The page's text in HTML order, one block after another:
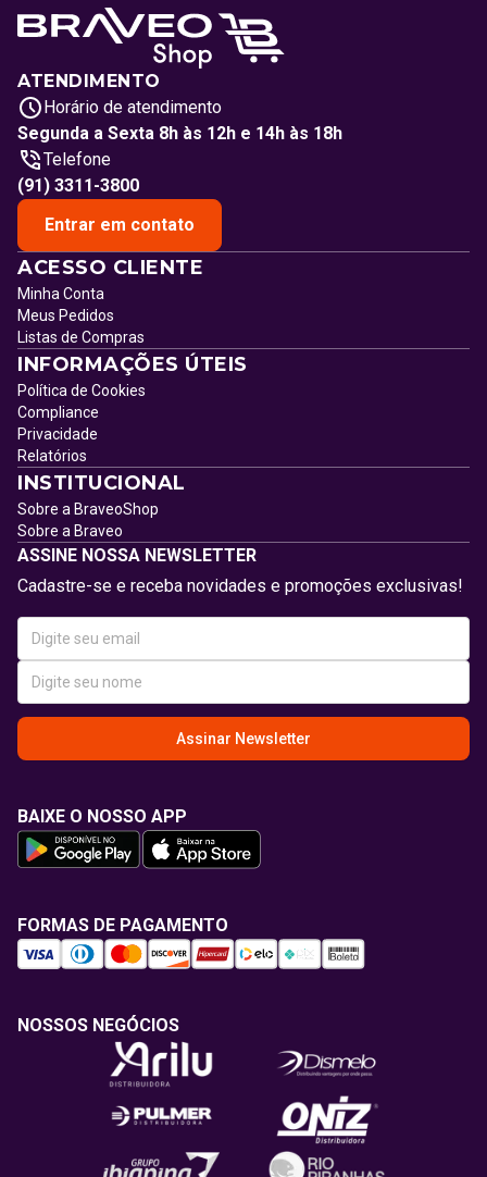
ATENDIMENTO
Horário de atendimento
Segunda a Sexta 8h às 12h e 14h às 18h
Telefone
(91) 3311-3800
Entrar em contato
ACESSO CLIENTE
Minha Conta
Meus Pedidos
Listas de Compras
INFORMAÇÕES ÚTEIS
Política de Cookies
Compliance
Privacidade
Relatórios
INSTITUCIONAL
Sobre a BraveoShop
Sobre a Braveo
ASSINE NOSSA NEWSLETTER
Cadastre-se e receba novidades e promoções exclusivas!
Assinar Newsletter
BAIXE O NOSSO APP
FORMAS DE PAGAMENTO
NOSSOS NEGÓCIOS